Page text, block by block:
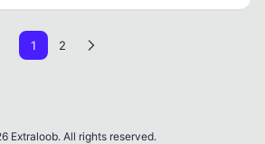
1 2
Extraloob. All rights reserved.